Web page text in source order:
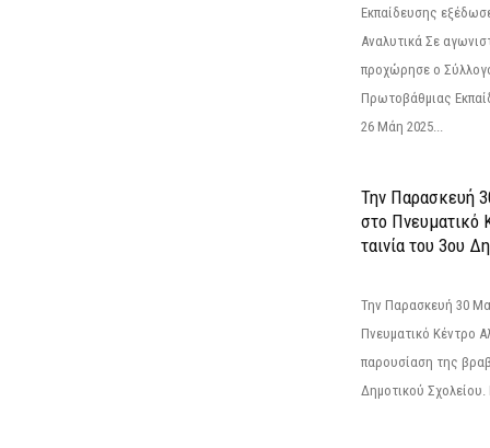
Εκπαίδευσης
Αναλυτικά Σε
προχώρησε ο
Πρωτοβάθμιας
26 Μάη 2025...
Την Παρασκευή
στο Πνευματικό
ταινία του 3ου
Την Παρασκευή 30
Πνευματικό Κέντρο
παρουσίαση της
Δημοτικού Σχολείου.